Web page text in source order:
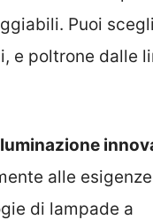
Puoi
e poltrone dalle
alle esigenze
di lampade a